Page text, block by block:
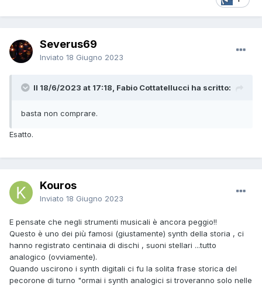
Severus69
Inviato 18 Giugno 2023
Il 18/6/2023 at 17:18, Fabio Cottatellucci ha scritto:
basta non comprare.
Esatto.
Kouros
Inviato 18 Giugno 2023
E pensate che negli strumenti musicali è ancora peggio!!
Questo è uno dei più famosi (giustamente) synth della storia , ci
hanno registrato centinaia di dischi , suoni stellari ...tutto
analogico (ovviamente).
Quando uscirono i synth digitali ci fu la solita frase storica del
pecorone di turno "ormai i synth analogici si troveranno solo nelle